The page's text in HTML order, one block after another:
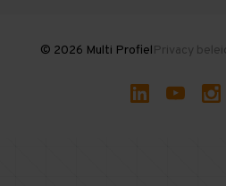
© 2026 Multi ProfielPrivacy